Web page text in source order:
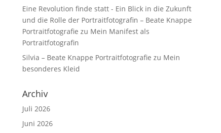
Eine Revolution finde statt - Ein Blick in die Zukunft
und die Rolle der Portraitfotografin – Beate Knappe
Portraitfotografie zu Mein Manifest als
Portraitfotografin
Silvia – Beate Knappe Portraitfotografie zu Mein
besonderes Kleid
Archiv
Juli 2026
Juni 2026